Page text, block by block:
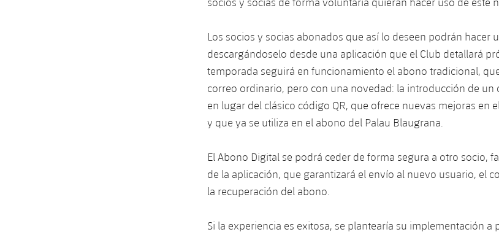
Los socios y socias abonados que así lo deseen podrán hacer
descargándoselo desde una aplicación que el Club detallará
temporada seguirá en funcionamiento el abono tradicional,
correo ordinario, pero con una novedad: la introducción de
en lugar del clásico código QR, que ofrece nuevas mejoras en
y que ya se utiliza en el abono del Palau Blaugrana.
El Abono Digital se podrá ceder de forma segura a otro socio,
de la aplicación, que garantizará el envío al nuevo usuario, el
la recuperación del abono.
Si la experiencia es exitosa, se plantearía su implementación a